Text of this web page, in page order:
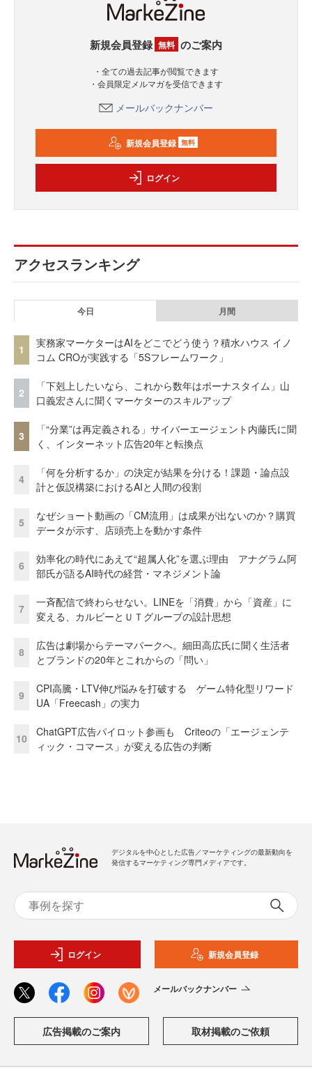
新規会員登録 無料 のご案内
・全ての過去記事が閲覧できます
・会員限定メルマガを受信できます
メールバックナンバー
新規会員登録 無料
ログイン
アクセスランキング
今日 月間
1
実務家マーケターはAIをどこでどう使う？積水ハウス イノ
コム CROが実践する「5Sフレームワーク」
2
「下剋上したいなら、これから数年はボーナスタイム」山
口義宏さんに聞くマーケターのスキルアップ
3
「“分業”は再定義される」サイバーエージェント内藤氏に聞
く、インターネット広告20年と転換点
4
「何を分析するか」の決定が結果を分ける！課題・論点設
計と仮説構築におけるAIと人間の役割
5
なぜショート動画の「CM流用」は成果が出ないのか？購買
データが示す、店頭売上を動かす条件
6
効率化の時代にあえて“超属人化”を選ぶ理由 アナグラム阿
部氏が語るAI時代の経営・マネジメント論
7
一斉配信で終わらせない。LINEを「消費」から「資産」に
変える、カルビーとＵＴグループの設計思想
8
広告は劇場からテーマパークへ。細田高広氏に聞く生活者
とブランドの20年とこれからの「問い」
9
CPI高騰・LTV伸び悩みを打破する ゲーム特化型リワード
UA「Freecash」の実力
10
ChatGPT広告パイロット参画も Criteoの「エージェンテ
ィック・コマース」が変える広告の判断
デジタルを中心とした広告／マーケティングの最新動向を
発信するマーケティング専門メディアです。
ログイン 新規会員登録
メールバックナンバー
広告掲載のご案内 取材掲載のご依頼